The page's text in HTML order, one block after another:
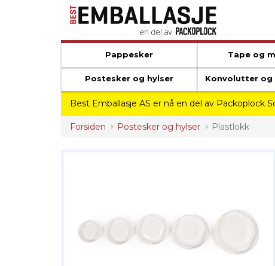
Pappesker Tape og
Postesker og hylser Konvolutter og
Best Emballasje AS er nå en del av Packoplock
Forsiden Postesker og hylser Plastlokk